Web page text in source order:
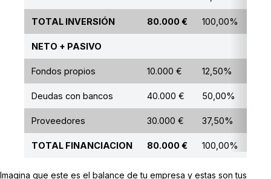
TOTAL INVERSIÓN 80.000 € 100,00%
NETO + PASIVO
Fondos propios 10.000 € 12,50%
Deudas con bancos 40.000 € 50,00%
Proveedores 30.000 € 37,50%
TOTAL FINANCIACION 80.000 € 100,00%
Imagina que este es el balance de tu empresa y estas son tus